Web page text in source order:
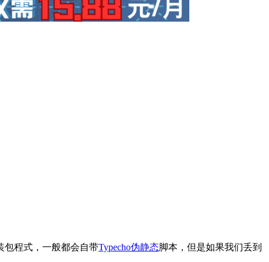
包程式，一般都会自带Typecho伪静态脚本，但是如果我们丢到